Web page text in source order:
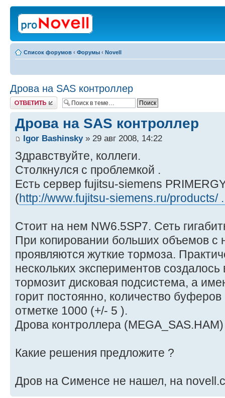
Список форумов ‹ Форумы ‹ Novell
Дрова на SAS контроллер
Ответить
Дрова на SAS контроллер
Igor Bashinsky» 29 авг 2008, 14:22
Здравствуйте, коллеги.
Столкнулся с проблемкой .
Есть сервер fujitsu-siemens
(http://www.fujitsu-siemens.ru/products/
Стоит на нем NW6.5SP7. Сеть
При копировании больших объемов с
проявляются жуткие тормоза.
нескольких экспериментов создалось
тормозит дисковая подсистема, а
горит постоянно, количество
отметке 1000 (+/- 5 ).
Дрова контроллера
Какие решения предложите ?
Дров на Сименсе не нашел, на